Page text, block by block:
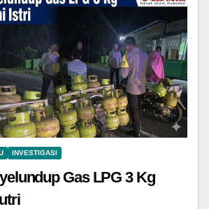
INVESTIGASI
Gas LPG 3 Kg